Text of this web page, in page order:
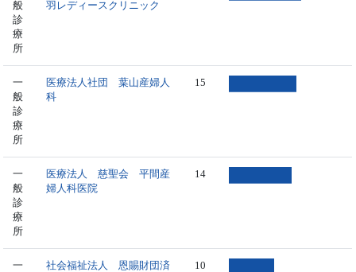
般
診
療
所
羽レディースクリニック
一
般
診
療
所
医療法人社団 葉山産婦人
科
15
一
般
診
療
所
医療法人 慈聖会 平間産
婦人科医院
14
一
社会福祉法人 恩賜財団済
10